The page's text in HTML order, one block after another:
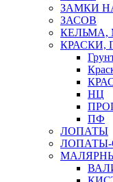
ЗАМКИ
ЗАСОВ
КЕЛЬМА,
КРАСКИ,
НЦ
ПФ
ЛОПАТЫ
ЛОПАТЫ-